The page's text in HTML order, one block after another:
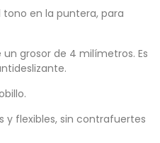
en la puntera, para
grosor de 4 milímetros. Es
y flexibles, sin contrafuertes